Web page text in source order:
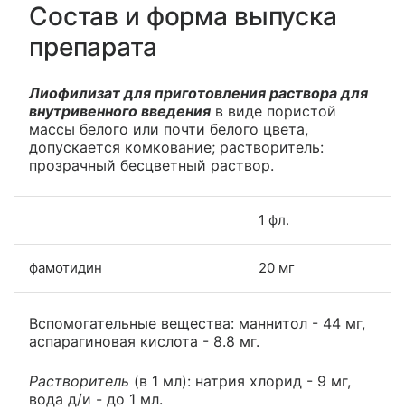
Состав и форма выпуска
препарата
Лиофилизат для приготовления раствора для
внутривенного введения в виде пористой
массы белого или почти белого цвета,
допускается комкование; растворитель:
прозрачный бесцветный раствор.
1 фл.
фамотидин 20 мг
Вспомогательные вещества: маннитол - 44 мг,
аспарагиновая кислота - 8.8 мг.
Растворитель (в 1 мл): натрия хлорид - 9 мг,
вода д/и - до 1 мл.